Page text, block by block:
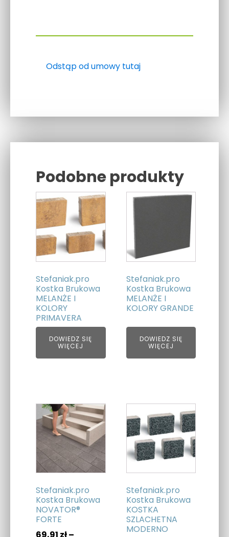
Odstąp od umowy tutaj
Podobne produkty
Stefaniak.pro
Kostka Brukowa
MELANŻE I
KOLORY
PRIMAVERA
DOWIEDZ SIĘ
WIĘCEJ
Stefaniak.pro
Kostka Brukowa
MELANŻE I
KOLORY GRANDE
DOWIEDZ SIĘ
WIĘCEJ
Stefaniak.pro
Kostka Brukowa
NOVATOR®
FORTE
Ten
produkt
ma
wiele
wariantów.
Opcje
można
wybrać
na
stronie
Stefaniak.pro
Kostka Brukowa
KOSTKA
SZLACHETNA
MODERNO